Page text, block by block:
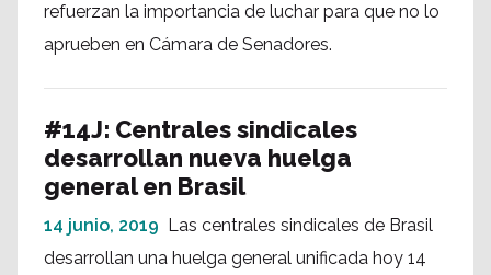
refuerzan la importancia de luchar para que no lo
aprueben en Cámara de Senadores.
#14J: Centrales sindicales
desarrollan nueva huelga
general en Brasil
14 junio, 2019 Las centrales sindicales de Brasil
desarrollan una huelga general unificada hoy 14